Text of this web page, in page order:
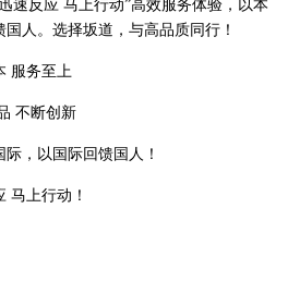
速反应 马上行动”高效服务体验，以本
人。选择坂道，与高品质同行！
服务至上
不断创新
，以国际回馈国人！
马上行动！